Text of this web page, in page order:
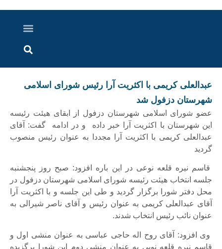
عبدالعلی کریمی با اکثریت آرا رئیس شورای اسلامی
شهرستان دزفول شد
عضو شورای اسلامی شهرستان دزفول از ابقای هیئت رئیسه
این شهرستان با اکثریت آرا خبر داده و در ادامه گفت: آقای
عبدالعلی کریمی با اکثریت آرا مجددا به عنوان رئیس منصوب
گردید
قاسم نیره قلعه نوعی در این باره افزود: صبح روز پنجشنبه
جلسه انتخاب هیئت رئیسه شورای اسلامی شهرستان دزفول در
محل دفتر شورا برگزار گردید و طی این جلسه و با اکثریت آرا
آقای عبدالعلی کریمی به عنوان رئیس و آقای ناصر شیرالی به
عنوان نائب رئیس انتخاب شدند.
وی افزود: آقای روح اله حاجی عباسی به عنوان منشی اول و
قاسم نیره قلعه نویی به عنوان منشی دوم این شورا برگزیده